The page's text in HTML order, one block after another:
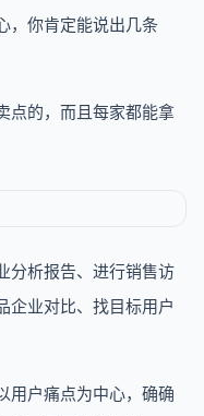
，你肯定能说出几条
点的，而且每家都能拿
分析报告、进行销售访
企业对比、找目标用户
用户痛点为中心，确确